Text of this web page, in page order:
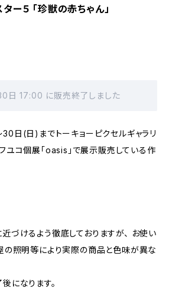
ー５ 「珍獣の赤ちゃん」
日 17:00 に販売終了しました
日(日)までトーキョーピクセルギャラリ
ユコ個展「oasis」で展示販売している作
づけるよう徹底しておりますが、 お使い
の照明等により実際の商品と色味が異な
になります。